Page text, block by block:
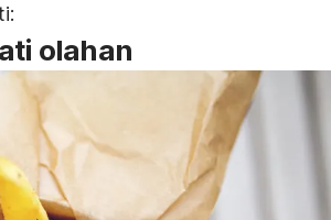
olahan